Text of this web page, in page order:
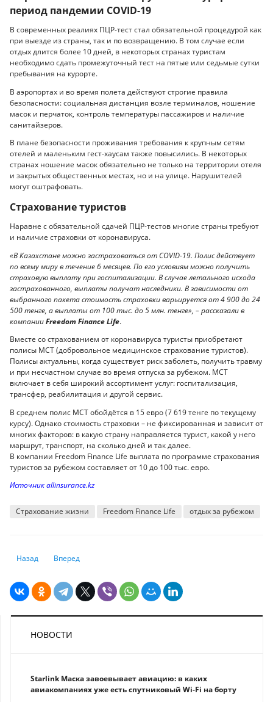
период пандемии COVID-19
В современных реалиях ПЦР-тест стал обязательной процедурой как
при выезде из страны, так и по возвращению. В том случае если
отдых длится более 10 дней, в некоторых странах туристам
необходимо сдать промежуточный тест на пятые или седьмые сутки
пребывания на курорте.
В аэропортах и во время полета действуют строгие правила
безопасности: социальная дистанция возле терминалов, ношение
масок и перчаток, контроль температуры пассажиров и наличие
санитайзеров.
В плане безопасности проживания требования к крупным сетям
отелей и маленьким гест-хаусам также повысились. В некоторых
странах ношение масок обязательно не только на территории отеля
и закрытых общественных местах, но и на улице. Нарушителей
могут оштрафовать.
Страхование туристов
Наравне с обязательной сдачей ПЦР-тестов многие страны требуют
и наличие страховки от коронавируса.
«В Казахстане можно застраховаться от COVID-19. Полис действует
по всему миру в течение 6 месяцев. По его условиям можно получить
страховую выплату при госпитализации. В случае летального исхода
застрахованного, выплаты получат наследники. В зависимости от
выбранного пакета стоимость страховки варьируется от 4 900 до 24
500 тенге, а выплаты от 100 тыс. до 5 млн. тенге», – рассказали в
компанииFreedom Finance Life.
Вместе со страхованием от коронавируса туристы приобретают
полисы МСТ (добровольное медицинское страхование туристов).
Полисы актуальны, когда существует риск заболеть, получить травму
и при несчастном случае во время отпуска за рубежом. МСТ
включает в себя широкий ассортимент услуг: госпитализация,
трансфер, реабилитация и другой сервис.
В среднем полис МСТ обойдётся в 15 евро (7 619 тенге по текущему
курсу). Однако стоимость страховки – не фиксированная и зависит от
многих факторов: в какую страну направляется турист, какой у него
маршрут, транспорт, на сколько дней и так далее.
В компании Freedom Finance Life выплата по программе страхования
туристов за рубежом составляет от 10 до 100 тыс. евро.
Источник allinsurance.kz
Страхование жизни Freedom Finance Life отдых за рубежом
Предыдущий: Зачем Казахстану алтын? Последствия введения
Назад Следующий: Больше Европы и России, меньше Китая:
Вперед
НОВОСТИ
Starlink Маска завоевывает авиацию: в каких
авиакомпаниях уже есть спутниковый Wi-Fi на борту